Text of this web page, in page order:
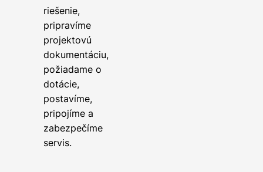
riešenie,
pripravíme
projektovú
dokumentáciu,
požiadame o
dotácie,
postavíme,
pripojíme a
zabezpečíme
servis.